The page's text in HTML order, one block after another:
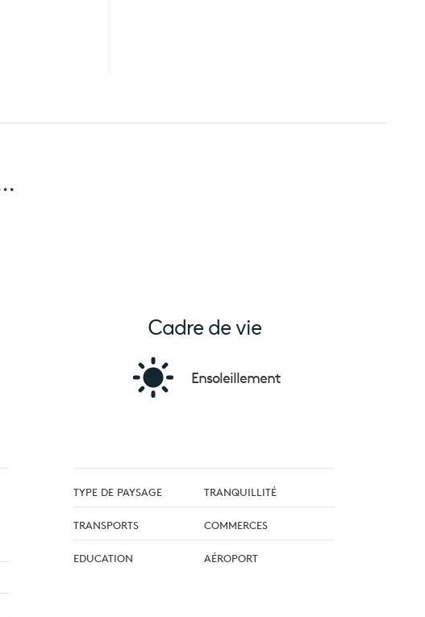
Cadre de vie
Ensoleillement
TYPE DE PAYSAGE TRANQUILLITÉ
TRANSPORTS COMMERCES
EDUCATION AÉROPORT